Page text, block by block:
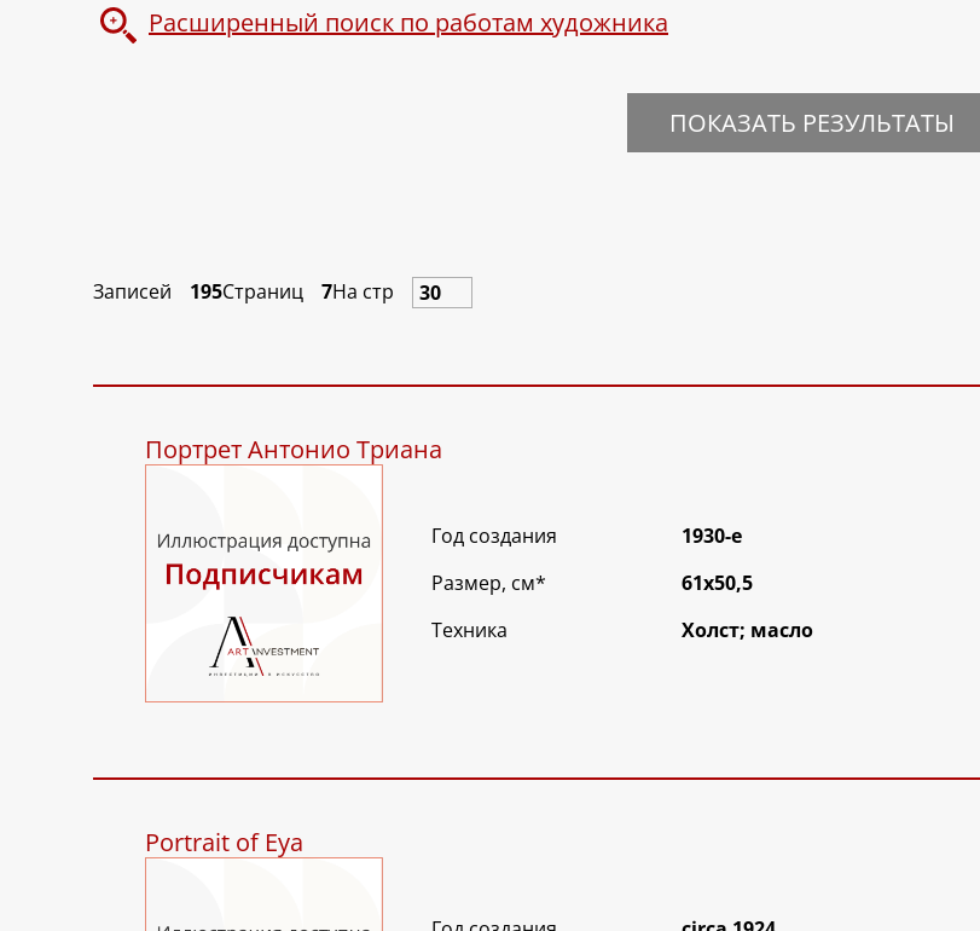
Расширенный поиск по работам художника
ПОКАЗАТЬ РЕЗУЛЬТАТЫ
Записей 195Страниц 7На стр
Портрет Антонио Триана
Год создания
1930-е
Размер, см*
61х50,5
Техника
Холст; масло
Portrait of Eya